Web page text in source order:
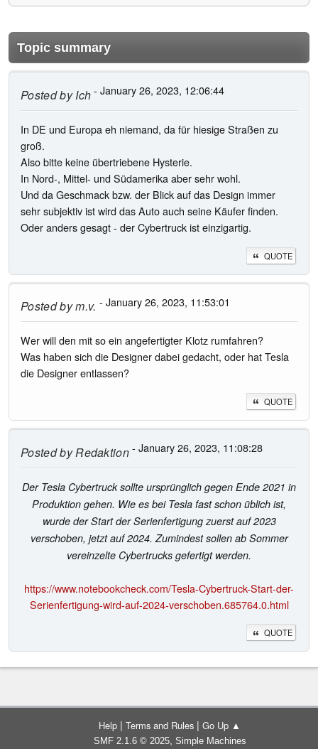
Topic summary
Posted byIch- January 26, 2023, 12:06:44
In DE und Europa eh niemand, da für hiesige Straßen zu
groß.
Also bitte keine übertriebene Hysterie.
In Nord-, Mittel- und Südamerika aber sehr wohl.
Und da Geschmack bzw. der Blick auf das Design immer
sehr subjektiv ist wird das Auto auch seine Käufer finden.
Oder anders gesagt - der Cybertruck ist einzigartig.
QUOTE
Posted bym.v. - January 26, 2023, 11:53:01
Wer will den mit so ein angefertigter Klotz rumfahren?
Was haben sich die Designer dabei gedacht, oder hat Tesla
die Designer entlassen?
QUOTE
Posted byRedaktion- January 26, 2023, 11:08:28
Der Tesla Cybertruck sollte ursprünglich gegen Ende 2021 in
Produktion gehen. Wie es bei Tesla fast schon üblich ist,
wurde der Start der Serienfertigung zuerst auf 2023
verschoben, jetzt auf 2024. Zumindest sollen ab Sommer
vereinzelte Cybertrucks gefertigt werden.
https://www.notebookcheck.com/Tesla-Cybertruck-Start-der-
Serienfertigung-wird-auf-2024-verschoben.685764.0.html
QUOTE
Help | Terms and Rules | Go Up ▲
SMF 2.1.6 © 2025, Simple Machines